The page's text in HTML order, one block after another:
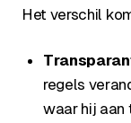
Het verschil
regels
waar hij aan